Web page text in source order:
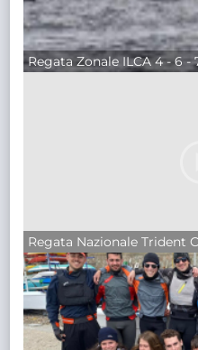
Regata Zonale ILCA 4 - 6 -